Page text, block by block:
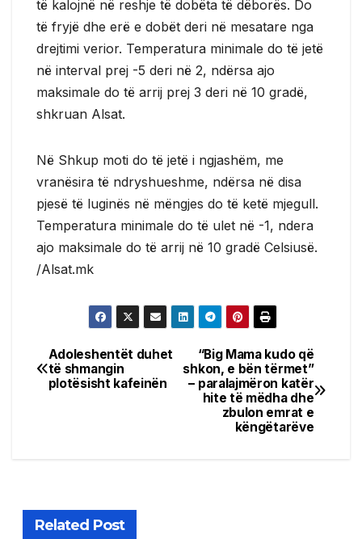
të kalojnë në reshje të dobëta të dëborës. Do
të fryjë dhe erë e dobët deri në mesatare nga
drejtimi verior. Temperatura minimale do të jetë
në interval prej -5 deri në 2, ndërsa ajo
maksimale do të arrij prej 3 deri në 10 gradë,
shkruan Alsat.
Në Shkup moti do të jetë i ngjashëm, me
vranësira të ndryshueshme, ndërsa në disa
pjesë të luginës në mëngjes do të ketë mjegull.
Temperatura minimale do të ulet në -1, ndera
ajo maksimale do të arrij në 10 gradë Celsiusë.
/Alsat.mk
Post
navigation
“Big Mama kudo që
shkon, e bën tërmet”
– paralajmëron katër
hite të mëdha dhe
zbulon emrat e
këngëtarëve
Adoleshentët duhet
të shmangin
plotësisht kafeinën
Related Post